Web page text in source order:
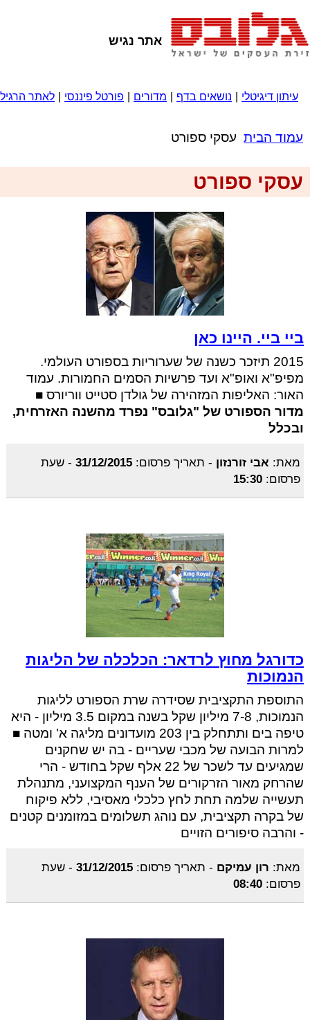
אתר נגיש
לאתר הרגיל פורטל פיננסי מדורים נושאים בדף עיתון דיגיטלי
עמוד הבית עסקי ספורט
עסקי ספורט
ביי ביי. היינו כאן
2015 תיזכר כשנה של שערוריות בספורט העולמי.
מפיפ"א ואופ"א ועד פרשיות הסמים החמורות. עמוד
האור: האליפות המזהירה של גולדן סטייט ווריורס ■
מדור הספורט של "גלובס" נפרד מהשנה האזרחית,
ובכלל
מאת: אבי זורנזון - תאריך פרסום: 31/12/2015
- שעת
פרסום: 15:30
כדורגל מחוץ לרדאר: הכלכלה של הליגות
הנמוכות
התוספת התקציבית שסידרה שרת הספורט לליגות
הנמוכות, 7-8 מיליון שקל בשנה במקום 3.5 מיליון - היא
טיפה בים ותתחלק בין 203 מועדונים מליגה א' ומטה ■
למרות הבועה של מכבי שעריים - בה יש שחקנים
שמגיעים עד לשכר של 22 אלף שקל בחודש - הרי
שהרחק מאור הזרקורים של הענף המקצועני, מתנהלת
תעשייה שלמה תחת לחץ כלכלי מאסיבי, ללא פיקוח
של בקרה תקציבית, עם נוהג תשלומים במזומנים קטנים
- והרבה סיפורים הזויים
מאת: רון עמיקם - תאריך פרסום: 31/12/2015
- שעת
פרסום: 08:40